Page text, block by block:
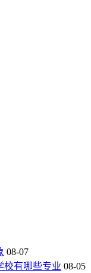
08-07
校有哪些专业 08-05